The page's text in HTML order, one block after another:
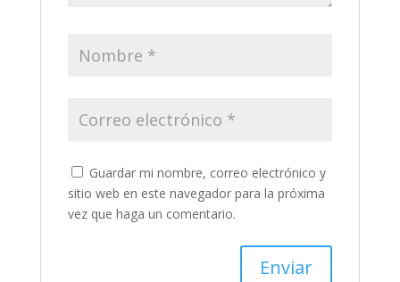
Guardar mi nombre, correo electrónico y
sitio web en este navegador para la próxima
vez que haga un comentario.